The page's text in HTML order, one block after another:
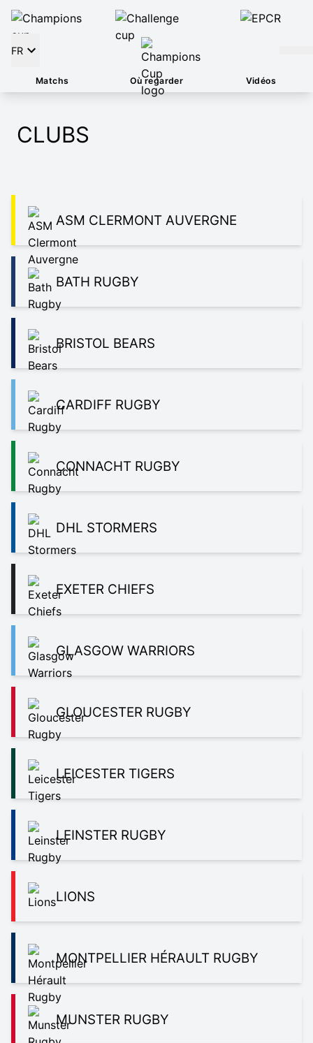
FR
Matchs Où regarder Vidéos
CLUBS
ASM CLERMONT AUVERGNE
BATH RUGBY
BRISTOL BEARS
CARDIFF RUGBY
CONNACHT RUGBY
DHL STORMERS
EXETER CHIEFS
GLASGOW WARRIORS
GLOUCESTER RUGBY
LEICESTER TIGERS
LEINSTER RUGBY
LIONS
MONTPELLIER HÉRAULT RUGBY
MUNSTER RUGBY